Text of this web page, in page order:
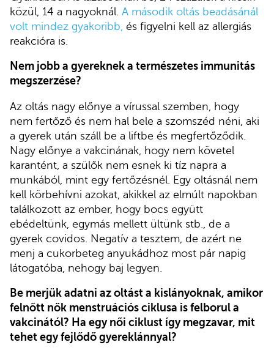
közül, 14 a nagyoknál. A második oltás beadásánál
volt mindez gyakoribb, és figyelni kell az allergiás
reakcióra is.
Nem jobb a gyereknek a természetes immunitás
megszerzése?
Az oltás nagy előnye a vírussal szemben, hogy
nem fertőző és nem hal bele a szomszéd néni, aki
a gyerek után száll be a liftbe és megfertőződik.
Nagy előnye a vakcinának, hogy nem követel
karantént, a szülők nem esnek ki tíz napra a
munkából, mint egy fertőzésnél. Egy oltásnál nem
kell körbehívni azokat, akikkel az elmúlt napokban
találkozott az ember, hogy bocs együtt
ebédeltünk, egymás mellett ültünk stb., de a
gyerek covidos. Negatív a tesztem, de azért ne
menj a cukorbeteg anyukádhoz most pár napig
látogatóba, nehogy baj legyen.
Be merjük adatni az oltást a kislányoknak, amikor
felnőtt nők menstruációs ciklusa is felborul a
vakcinától? Ha egy női ciklust így megzavar, mit
tehet egy fejlődő gyereklánnyal?